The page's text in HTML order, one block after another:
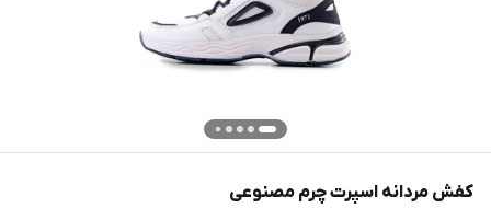
کفش مردانه اسپرت چرم مصنوعی